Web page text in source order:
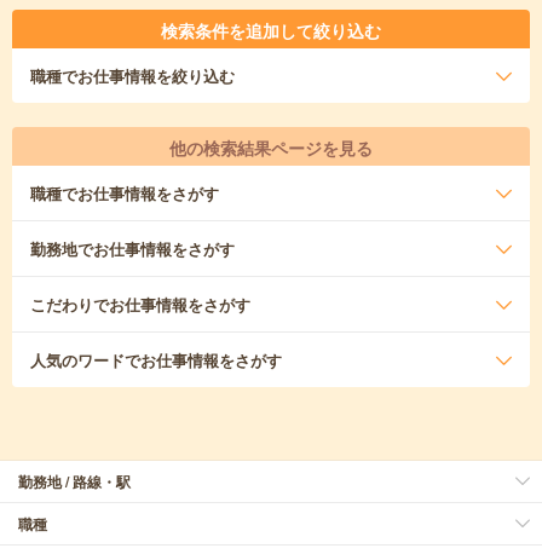
検索条件を追加して絞り込む
職種でお仕事情報を絞り込む
他の検索結果ページを見る
職種でお仕事情報をさがす
勤務地でお仕事情報をさがす
こだわりでお仕事情報をさがす
人気のワードでお仕事情報をさがす
勤務地 / 路線・駅
職種